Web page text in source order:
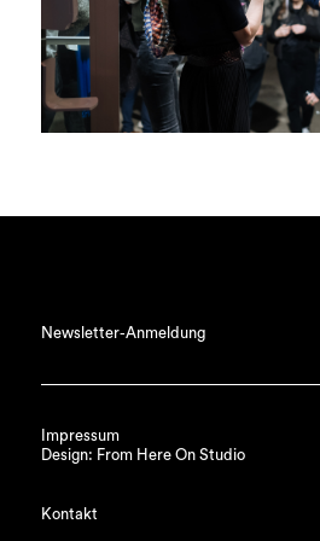
Newsletter-Anmeldung
Impressum
Design: From Here On Studio
Kontakt